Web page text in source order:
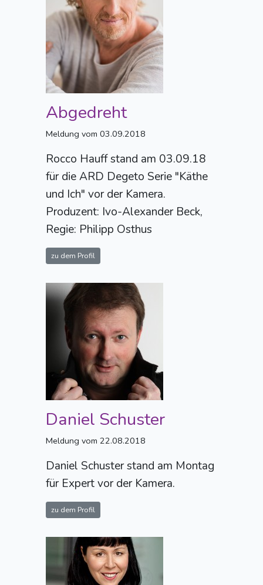
Abgedreht
Meldung vom 03.09.2018
Rocco Hauff stand am 03.09.18
für die ARD Degeto Serie "Käthe
und Ich" vor der Kamera.
Produzent: Ivo-Alexander Beck,
Regie: Philipp Osthus
zu dem Profil
Daniel Schuster
Meldung vom 22.08.2018
Daniel Schuster stand am Montag
für Expert vor der Kamera.
zu dem Profil